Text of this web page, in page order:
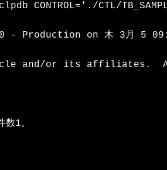
CONTROL='./CTL/
- Production on 木 3月 5
and/or its affiliates.
1。